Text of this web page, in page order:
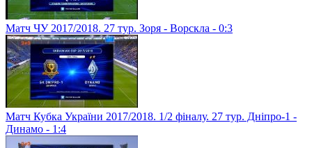
Матч ЧУ 2017/2018. 27 тур. Зоря - Ворскла - 0:3
Матч Кубка України 2017/2018. 1/2 фіналу. 27 тур. Дніпро-1 -
Динамо - 1:4